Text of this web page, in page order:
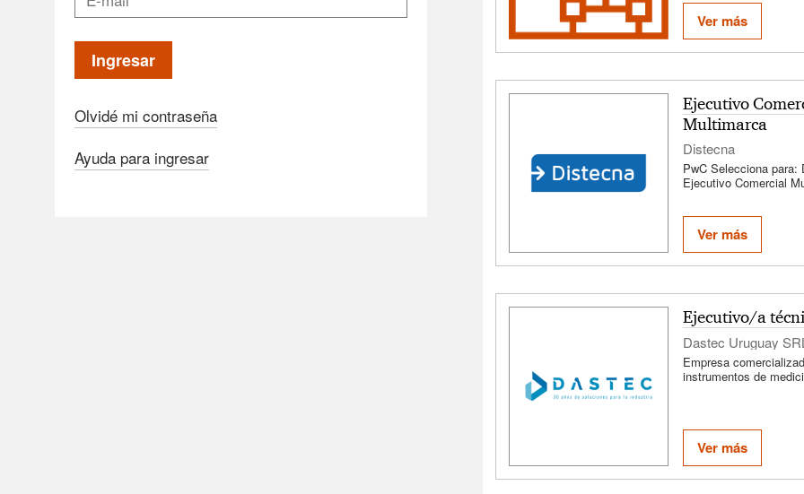
Industrial / Medio
Investigación y
Desarrollo
Ingresar
Olvidé mi contraseña
Ayuda para ingresar
Ver más
Ejecutivo
Multimarca
Distecna
PwC Selecciona para:
Ejecutivo Comercial
oportunidades de
Uruguay, con foco en
multimarca que
revenue recurrente.
fluida con el Hub de
procesos de preventa,
crédito y
Ver más
Ejecutivo/a
Dastec Uruguay
Empresa
instrumentos de
Ver más